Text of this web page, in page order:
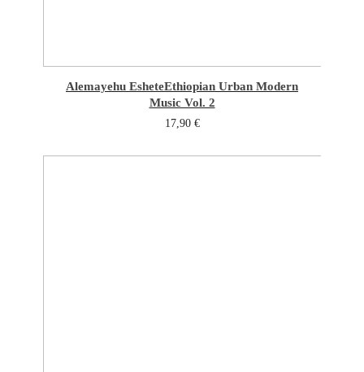
Alemayehu EsheteEthiopian Urban Modern
Music Vol. 2
17,90 €